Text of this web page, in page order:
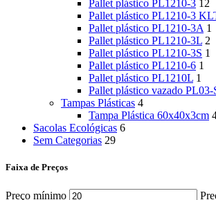
Pallet plástico PL1210-3 12
Pallet plástico PL1210-3
Pallet plástico PL1210-3A 1
Pallet plástico PL1210-3L 2
Pallet plástico PL1210-3S 1
Pallet plástico PL1210-6 1
Pallet plástico PL1210L 1
Pallet plástico vazado PL03-
Tampas Plásticas 4
Tampa Plástica 60x40x3cm
Sacolas Ecológicas 6
Sem Categorias 29
Faixa de Preços
Preço mínimo